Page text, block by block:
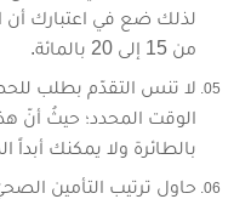
لذلك ضع في اعتبارك أن
من 15 إلى 20 بالمائة.
الوقت المحدد؛ حيثُ أنّ
بالطائرة ولا يمكنك أبداً
حاول ترتيب التأمين